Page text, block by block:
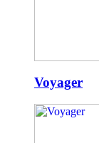
Voyager